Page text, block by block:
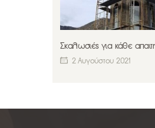
Σκαλωσιές για κάθε
2 Αυγούστου 2021